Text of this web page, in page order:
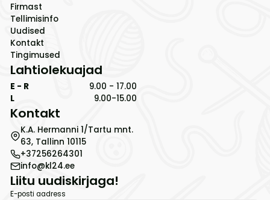
Firmast
Tellimisinfo
Uudised
Kontakt
Tingimused
Lahtiolekuajad
E - R
9.00 - 17.00
L
9.00-15.00
Kontakt
K.A. Hermanni 1/Tartu mnt.
63, Tallinn 10115
+37256264301
info@kl24.ee
Liitu uudiskirjaga!
E-posti aadress